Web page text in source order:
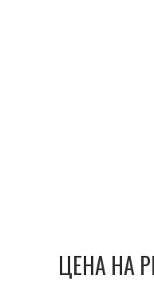
ЦЕНА НА